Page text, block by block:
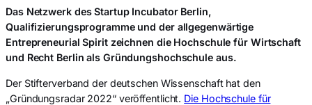
Das Netzwerk des Startup Incubator Berlin,
Qualifizierungsprogramme und der allgegenwärtige
Entrepreneurial Spirit zeichnen die Hochschule für Wirtschaft
und Recht Berlin als Gründungshochschule aus.
Der Stifterverband der deutschen Wissenschaft hat den
„Gründungsradar 2022“ veröffentlicht. Die Hochschule für